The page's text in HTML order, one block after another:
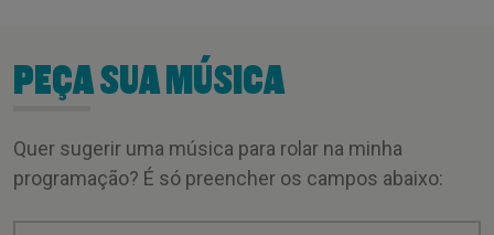
PEÇA SUA MÚSICA
Quer sugerir uma música para rolar na minha
programação? É só preencher os campos abaixo: